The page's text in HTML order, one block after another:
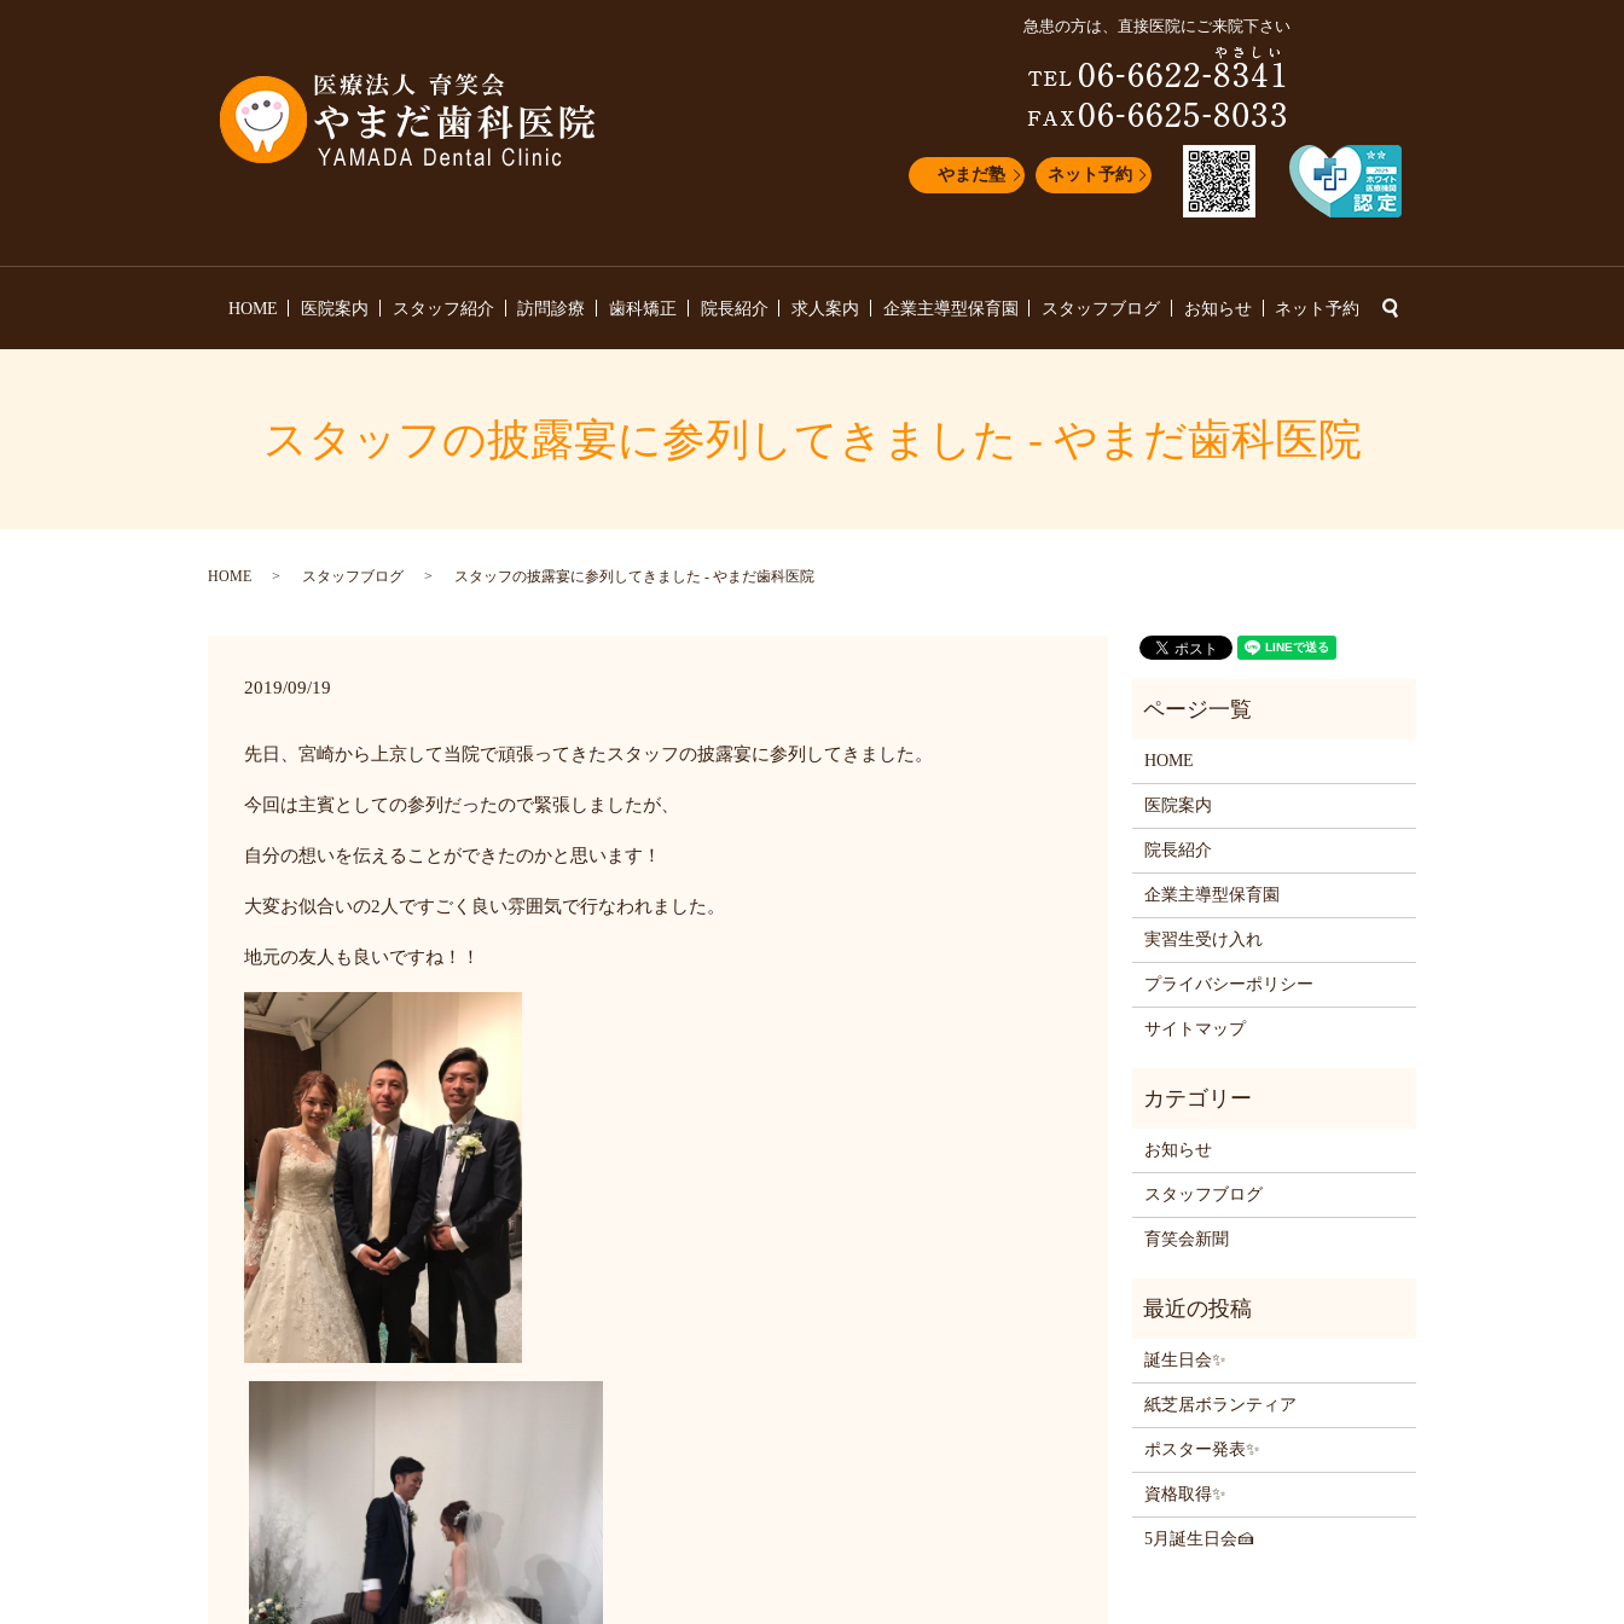
急患の方は、直接医院にご来院下さい
やまだ塾 ネット予約
HOME 医院案内 スタッフ紹介 訪問診療 歯科矯正 院長紹介 求人案内 企業主導型保育園 スタッフブログ お知らせ ネット予約
スタッフの披露宴に参列してきました - やまだ歯科医院
HOME スタッフブログ スタッフの披露宴に参列してきました - やまだ歯科医院
2019/09/19
先日、宮崎から上京して当院で頑張ってきたスタッフの披露宴に参列してきました。
今回は主賓としての参列だったので緊張しましたが、
自分の想いを伝えることができたのかと思います！
大変お似合いの2人ですごく良い雰囲気で行なわれました。
地元の友人も良いですね！！
HOME
医院案内
院長紹介
企業主導型保育園
実習生受け入れ
プライバシーポリシー
サイトマップ
お知らせ
スタッフブログ
育笑会新聞
誕生日会✨
紙芝居ボランティア
ポスター発表✨
資格取得✨
5月誕生日会🍰